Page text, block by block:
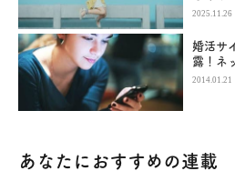
2025.11.26
婚活サ
露！ネ
2014.01.21
あなたにおすすめの連載